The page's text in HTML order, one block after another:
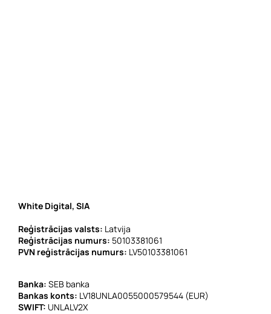
White Digital, SIA
Reģistrācijas valsts: Latvija
Reģistrācijas numurs: 50103381061
PVN reģistrācijas numurs: LV50103381061
Banka: SEB banka
Bankas konts: LV18UNLA0055000579544 (EUR)
SWIFT: UNLALV2X